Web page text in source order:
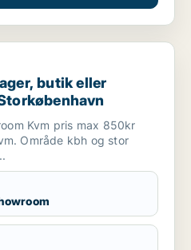
eller showroom til leje i
butik eller
Kvm pris max 850kr
Område kbh og stor